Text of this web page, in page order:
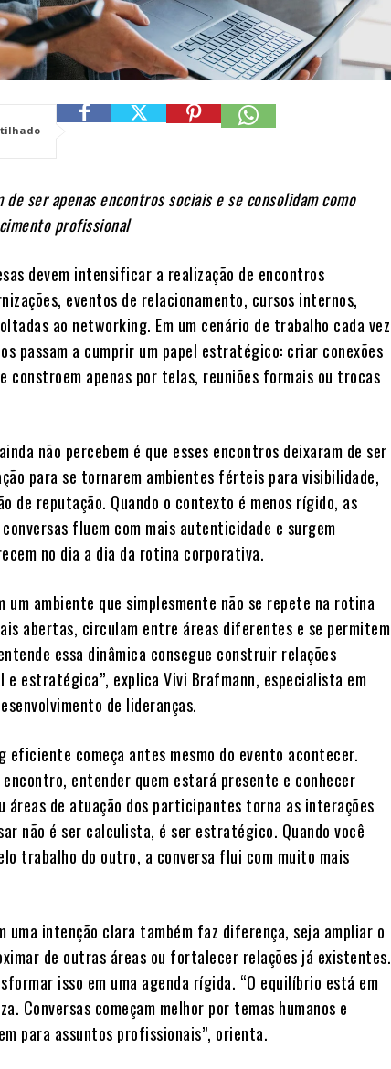
ser apenas encontros sociais e se consolidam como
profissional
devem intensificar a realização de encontros
eventos de relacionamento, cursos internos,
ao networking. Em um cenário de trabalho cada vez
passam a cumprir um papel estratégico: criar conexões
constroem apenas por telas, reuniões formais ou trocas
não percebem é que esses encontros deixaram de ser
para se tornarem ambientes férteis para visibilidade,
de reputação. Quando o contexto é menos rígido, as
fluem com mais autenticidade e surgem
no dia a dia da rotina corporativa.
um ambiente que simplesmente não se repete na rotina
abertas, circulam entre áreas diferentes e se permitem
essa dinâmica consegue construir relações
estratégica”, explica Vivi Brafmann, especialista em
de lideranças.
eficiente começa antes mesmo do evento acontecer.
entender quem estará presente e conhecer
áreas de atuação dos participantes torna as interações
não é ser calculista, é ser estratégico. Quando você
trabalho do outro, a conversa flui com muito mais
uma intenção clara também faz diferença, seja ampliar o
de outras áreas ou fortalecer relações já existentes.
isso em uma agenda rígida. “O equilíbrio está em
Conversas começam melhor por temas humanos e
para assuntos profissionais”, orienta.